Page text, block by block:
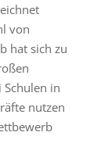
von
hat sich zu
in
nutzen